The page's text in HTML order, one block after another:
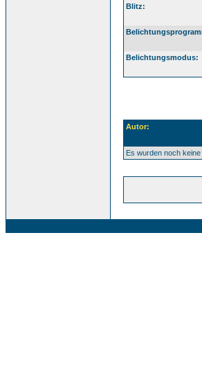
Blitz:
Belichtungsmodus:
Autor:
Es wurden noch